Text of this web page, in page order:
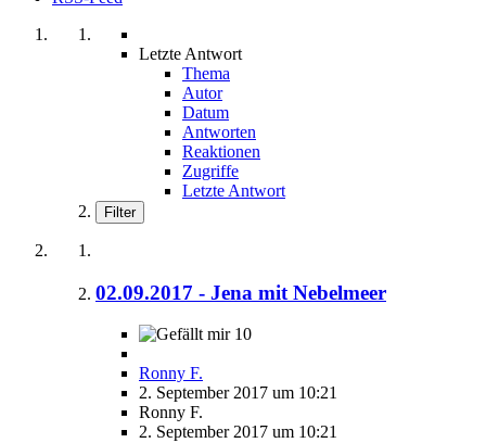
Letzte Antwort
Thema
Autor
Datum
Antworten
Reaktionen
Zugriffe
Letzte Antwort
Filter
02.09.2017 - Jena mit Nebelmeer
10
Ronny F.
2. September 2017 um 10:21
Ronny F.
2. September 2017 um 10:21